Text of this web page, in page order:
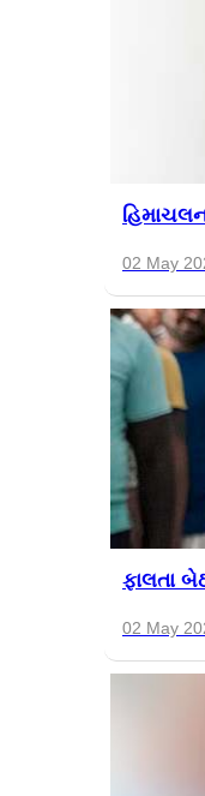
02 May
ફાલતા
02 May